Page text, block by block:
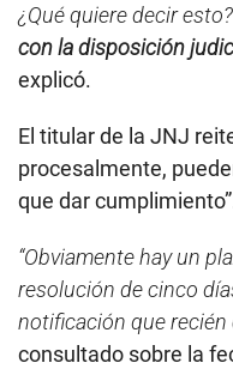
¿Qué quiere decir
con la disposición
explicó.
El titular de la JNJ
procesalmente,
que dar
“Obviamente hay un
resolución de cinco
notificación que recién
consultado sobre la